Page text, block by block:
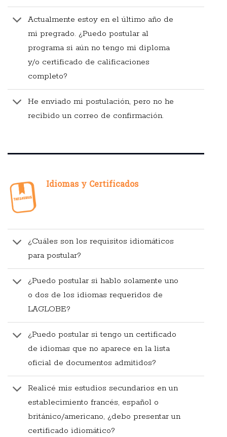
Actualmente estoy en el último año de
mi pregrado. ¿Puedo postular al
programa si aún no tengo mi diploma
y/o certificado de calificaciones
completo?
He enviado mi postulación, pero no he
recibido un correo de confirmación.
Idiomas y Certificados
¿Cuáles son los requisitos idiomáticos
para postular?
¿Puedo postular si hablo solamente uno
o dos de los idiomas requeridos de
LAGLOBE?
¿Puedo postular si tengo un certificado
de idiomas que no aparece en la lista
oficial de documentos admitidos?
Realicé mis estudios secundarios en un
establecimiento francés, español o
británico/americano, ¿debo presentar un
certificado idiomático?